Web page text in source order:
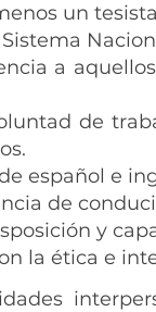
un
a
de
español e
de
y
la ética e